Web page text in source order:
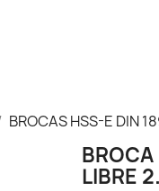
BROCAS HSS-E DIN
BROCA
LIBRE